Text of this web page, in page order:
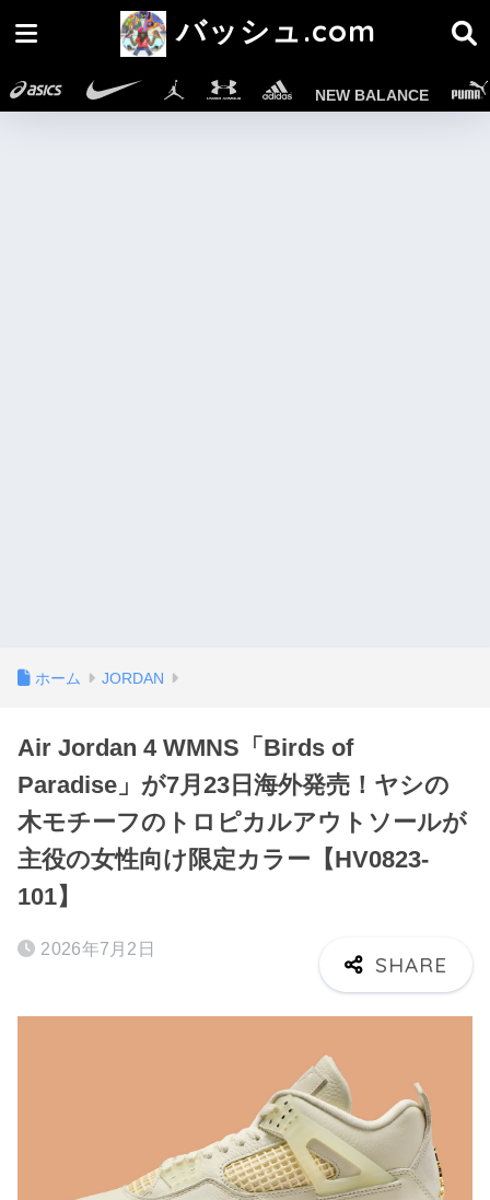
バッシュ.com
NEW BALANCE
ホーム JORDAN
Air Jordan 4 WMNS「Birds of
Paradise」が7月23日海外発売！ヤシの
木モチーフのトロピカルアウトソールが
主役の女性向け限定カラー【HV0823-
101】
2026年7月2日